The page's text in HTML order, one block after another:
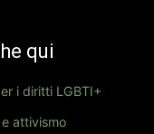
qui
i diritti LGBTI+
attivismo